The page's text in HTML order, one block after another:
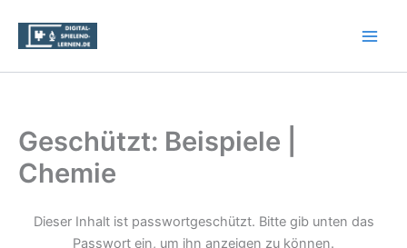
Inhalt
springen
Geschützt: Beispiele |
Chemie
Dieser Inhalt ist passwortgeschützt. Bitte gib unten das
Passwort ein, um ihn anzeigen zu können.